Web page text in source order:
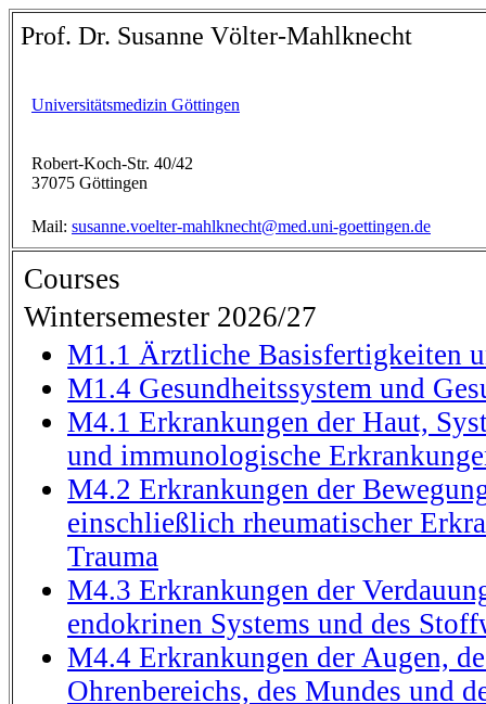
Prof. Dr. Susanne Völter-Mahlknecht
Universitätsmedizin Göttingen
Robert-Koch-Str. 40/42
37075 Göttingen
Mail: susanne.voelter-mahlknecht@med.uni-goettingen.de
Courses
Wintersemester 2026/27
M1.1 Ärztliche Basisfertigkeiten
M1.4 Gesundheitssystem und
M4.1 Erkrankungen der Haut,
und immunologische
M4.2 Erkrankungen der
einschließlich rheumatischer
Trauma
M4.3 Erkrankungen der
endokrinen Systems und des
M4.4 Erkrankungen der Augen,
Ohrenbereichs, des Mundes und